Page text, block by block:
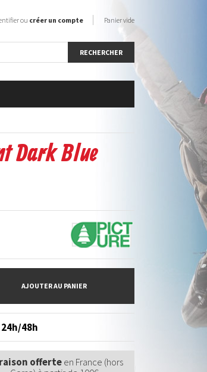
ou créer un compte Panier vide
Dark Blue
AJOUTER AU PANIER
48h
offerteen France (hors